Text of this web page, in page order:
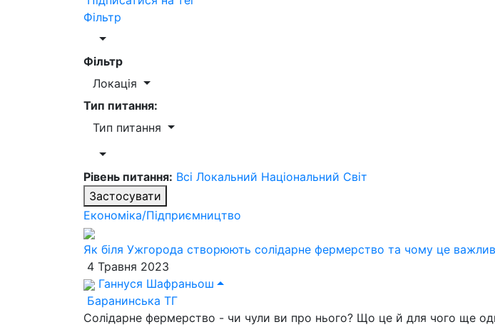
Фільтр
Фільтр
Локація
Тип питання:
Тип питання
Рівень питання: Всі Локальний Національний Світ
Застосувати
Економіка/Підприємництво
Як біля Ужгорода створюють солідарне фермерство та чому це
4 Травня 2023
Ганнуся Шафраньош
Баранинська ТГ
Солідарне фермерство - чи чули ви про нього? Що це й для чого ще